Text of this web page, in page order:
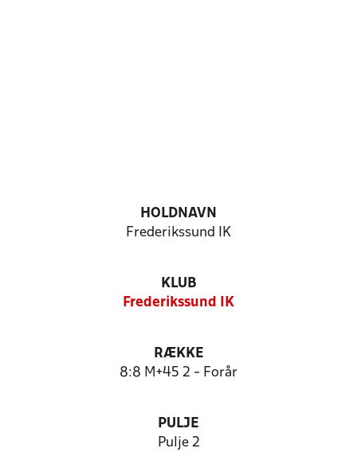
HOLDNAVN
Frederikssund IK
KLUB
Frederikssund IK
RÆKKE
8:8 M+45 2 - Forår
PULJE
Pulje 2